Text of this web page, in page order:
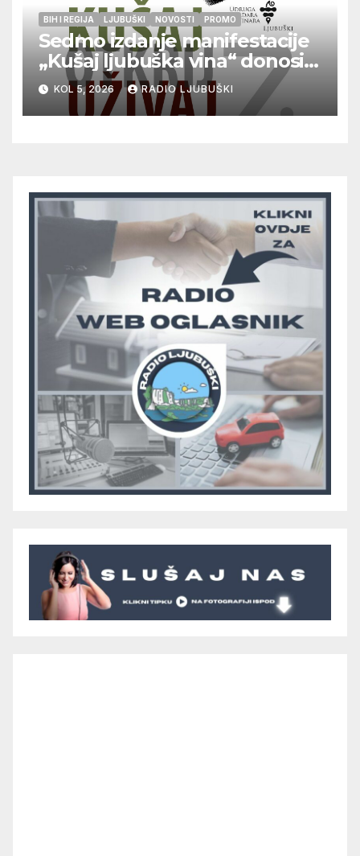
BIH I REGIJA LJUBUŠKI NOVOSTI PROMO
Sedmo izdanje manifestacije
„Kušaj ljubuška vina“ donosi
vrhunska vina, gastronomiju i
glazbu
KOL 5, 2026 RADIO LJUBUŠKI